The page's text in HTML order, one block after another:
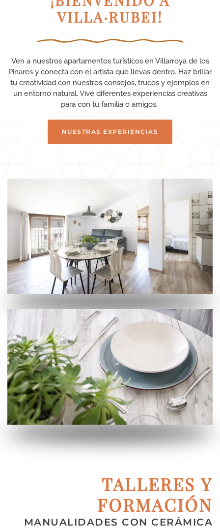
VILLA·RUBEI!
Ven a nuestros apartamentos turísticos en Villarroya de los
Pinares y conecta con el artista que llevas dentro. Haz brillar
tu creatividad con nuestros consejos, trucos y ejemplos en
un entorno natural. Vive diferentes experiencias creativas
para con tu familia o amigos.
NUESTRAS EXPERIENCIAS
TALLERES Y
FORMACIÓN
MANUALIDADES CON CERÁMICA